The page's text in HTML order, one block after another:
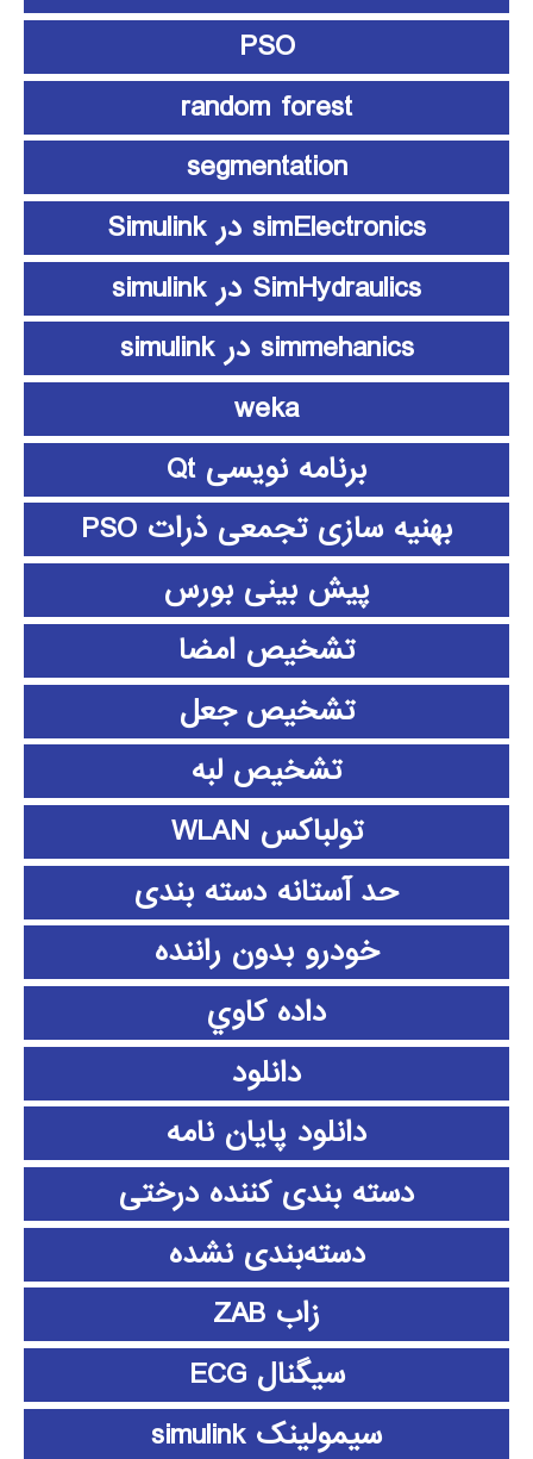
PSO
random forest
segmentation
simElectronics در Simulink
SimHydraulics در simulink
simmehanics در simulink
weka
برنامه نویسی Qt
بهنیه سازی تجمعی ذرات PSO
پیش بینی بورس
تشخیص امضا
تشخیص جعل
تشخیص لبه
تولباکس WLAN
حد آستانه دسته بندی
خودرو بدون راننده
داده كاوي
دانلود
دانلود پايان نامه
دسته بندی کننده درختی
دسته‌بندی نشده
زاب ZAB
سیگنال ECG
سیمولینک simulink